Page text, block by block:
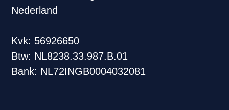
Nederland
Kvk: 56926650
Btw: NL8238.33.987.B.01
Bank: NL72INGB0004032081